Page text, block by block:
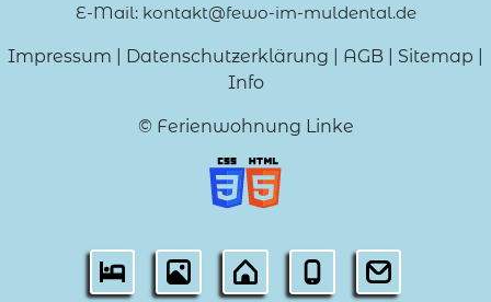
E-Mail: kontakt@fewo-im-muldental.de
Impressum Datenschutzerklärung AGB Sitemap
Info
© Ferienwohnung Linke